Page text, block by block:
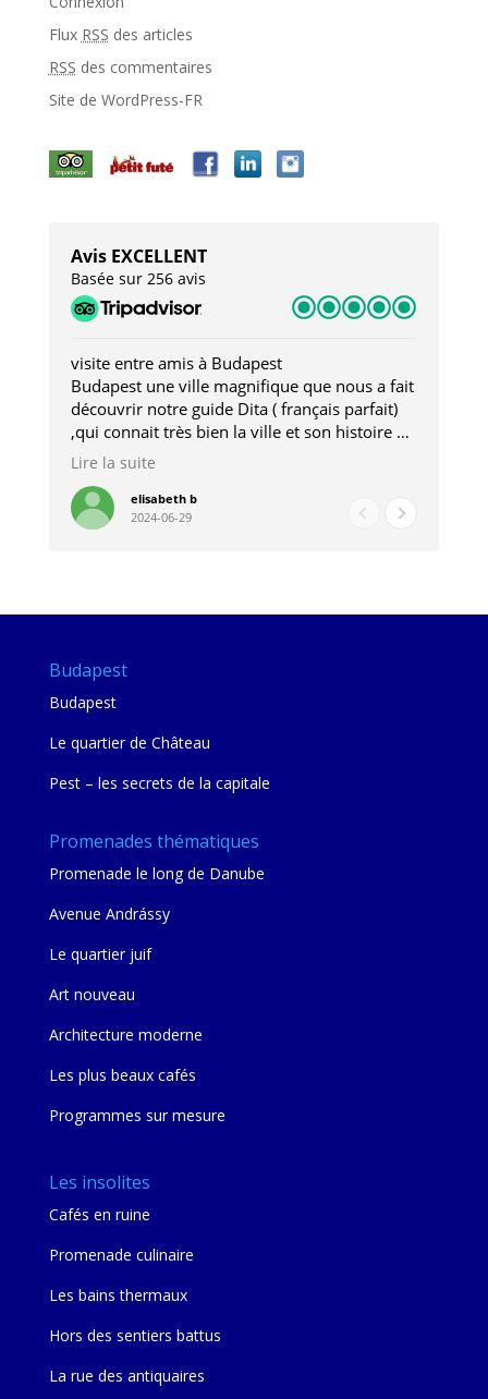
Flux RSS des articles
RSS des commentaires
Site de WordPress-FR
Avis EXCELLENT
Basée sur 256 avis
visite entre amis à Budapest
Budapest une ville magnifique que nous a fait
découvrir notre guide Dita ( français parfait)
,qui connait très bien la ville et son histoire et
qui nous a permis d'accéder à des lieux
pour les restaurants . A la fin de notre séjour
nous étions plus avec une amie qu' une guide
Lire la suite
elisabeth b
2024-06-29
Budapest
Budapest
Le quartier de Château
Pest – les secrets de la capitale
Promenades thématiques
Promenade le long de Danube
Avenue Andrássy
Le quartier juif
Art nouveau
Architecture moderne
Les plus beaux cafés
Programmes sur mesure
Les insolites
Cafés en ruine
Promenade culinaire
Les bains thermaux
Hors des sentiers battus
La rue des antiquaires